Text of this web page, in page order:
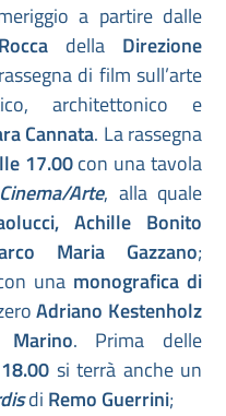
a partire dalle
della Direzione
di film sull’arte
architettonico e
Cannata. La rassegna
17.00con una tavola
Cinema/Arte, alla quale
Achille Bonito
Maria Gazzano;
una monografica di
Adriano Kestenholz
. Prima delle
si terrà anche un
di Remo Guerrini;